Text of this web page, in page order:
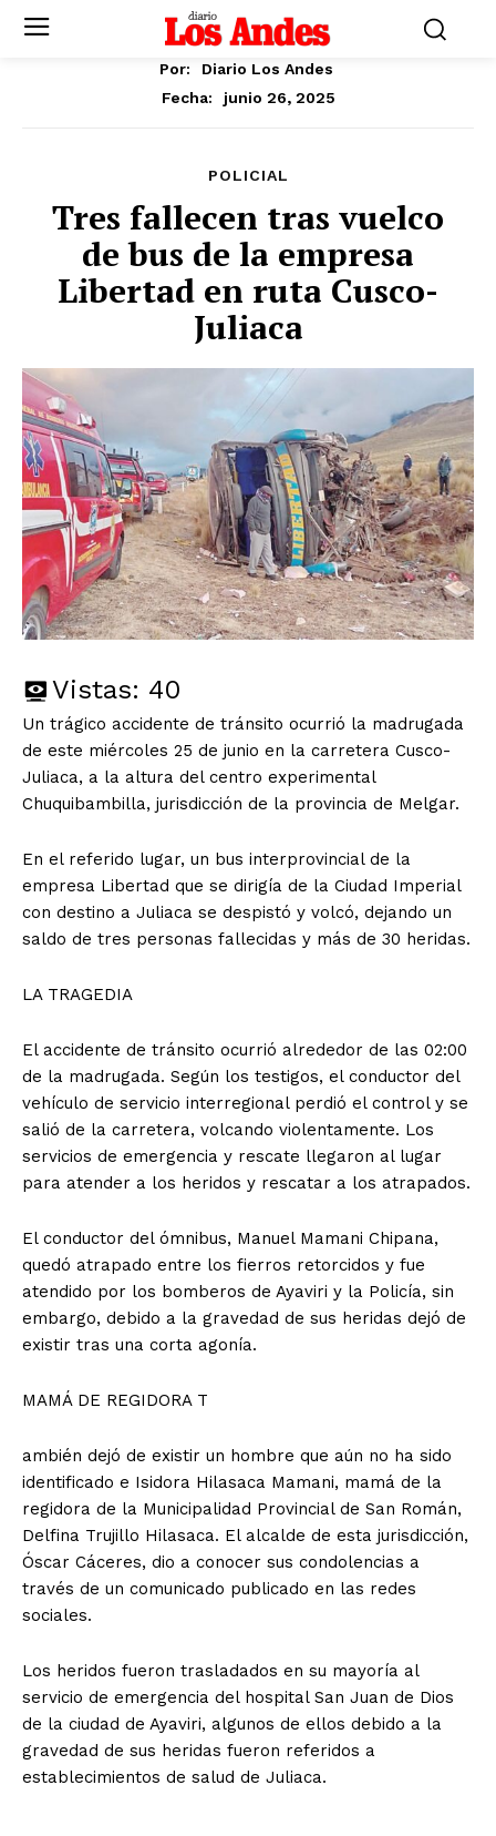
Por:
Diario Los Andes
Fecha:
junio 26, 2025
POLICIAL
Tres fallecen tras vuelco
de bus de la empresa
Libertad en ruta Cusco-
Juliaca
Vistas: 40
Un trágico accidente de tránsito ocurrió la madrugada
de este miércoles 25 de junio en la carretera Cusco-
Juliaca, a la altura del centro experimental
Chuquibambilla, jurisdicción de la provincia de Melgar.
En el referido lugar, un bus interprovincial de la
empresa Libertad que se dirigía de la Ciudad Imperial
con destino a Juliaca se despistó y volcó, dejando un
saldo de tres personas fallecidas y más de 30 heridas.
LA TRAGEDIA
El accidente de tránsito ocurrió alrededor de las 02:00
de la madrugada. Según los testigos, el conductor del
vehículo de servicio interregional perdió el control y se
salió de la carretera, volcando violentamente. Los
servicios de emergencia y rescate llegaron al lugar
para atender a los heridos y rescatar a los atrapados.
El conductor del ómnibus, Manuel Mamani Chipana,
quedó atrapado entre los fierros retorcidos y fue
atendido por los bomberos de Ayaviri y la Policía, sin
embargo, debido a la gravedad de sus heridas dejó de
existir tras una corta agonía.
MAMÁ DE REGIDORA T
ambién dejó de existir un hombre que aún no ha sido
identificado e Isidora Hilasaca Mamani, mamá de la
regidora de la Municipalidad Provincial de San Román,
Delfina Trujillo Hilasaca. El alcalde de esta jurisdicción,
Óscar Cáceres, dio a conocer sus condolencias a
través de un comunicado publicado en las redes
sociales.
Los heridos fueron trasladados en su mayoría al
servicio de emergencia del hospital San Juan de Dios
de la ciudad de Ayaviri, algunos de ellos debido a la
gravedad de sus heridas fueron referidos a
establecimientos de salud de Juliaca.